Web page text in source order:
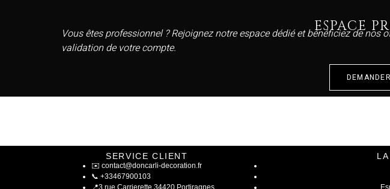
ESPACE
Vous êtes professionnel ? Rejoignez notre espace dédié et bénéficiez de
validation de votre compte.
SERVICE CLIENT
✉️ contact@doncarli-decoration.fr
📞 +33467900103
📍3 rue Carrierette 34420 Portiragnes